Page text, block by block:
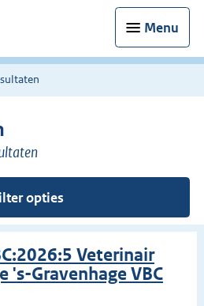
Menu
opties
Veterinair
's-Gravenhage VBC